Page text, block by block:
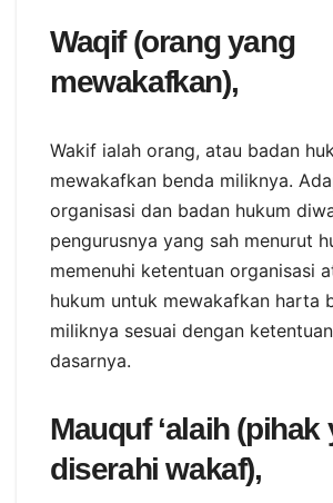
Waqif (orang yang
mewakafkan),
Wakif ialah orang, atau badan
mewakafkan benda miliknya.
organisasi dan badan hukum
pengurusnya yang sah menurut
memenuhi ketentuan organisasi
hukum untuk mewakafkan harta
miliknya sesuai dengan
dasarnya.
Mauquf ‘alaih (pihak
diserahi wakaf),